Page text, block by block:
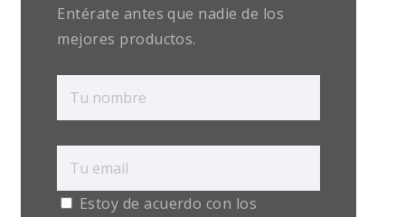
Entérate antes que nadie de los
mejores productos.
Estoy de acuerdo con los